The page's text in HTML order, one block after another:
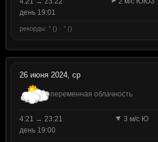
день 19:01
рекорды: ° () · ° ()
26 июня 2024, ср
переменная облачность
4:21 → 23:21
3 м/с Ю
день 19:00